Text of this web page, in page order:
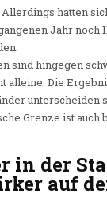
hatten
Jahr noch
sind hingegen
alleine. Die
unterscheiden
Grenze ist auch
in der
auf